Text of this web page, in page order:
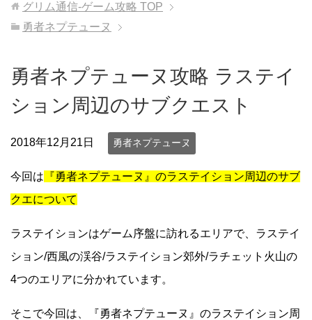
グリム通信-ゲーム攻略 TOP
勇者ネプテューヌ
勇者ネプテューヌ攻略 ラステイ
ション周辺のサブクエスト
2018年12月21日 勇者ネプテューヌ
今回は 『勇者ネプテューヌ』のラステイション周辺のサブ
クエについて
ラステイションはゲーム序盤に訪れるエリアで、ラステイ
ション/西風の渓谷/ラステイション郊外/ラチェット火山の
4つのエリアに分かれています。
そこで今回は、『勇者ネプテューヌ』のラステイション周